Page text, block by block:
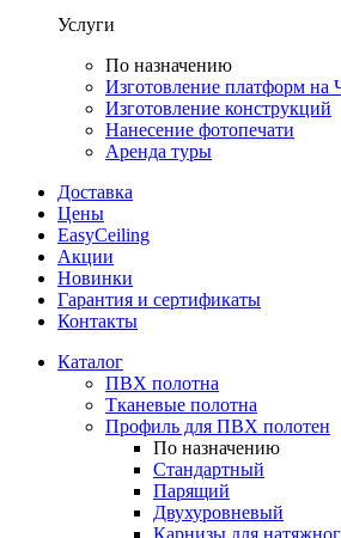
Услуги
По назначению
Изготовление платформ
Изготовление конструкций
Нанесение фотопечати
Аренда туры
Доставка
Цены
EasyCeiling
Акции
Новинки
Гарантия и сертификаты
Контакты
Каталог
ПВХ полотна
Тканевые полотна
Профиль для ПВХ полотен
По назначению
Стандартный
Парящий
Двухуровневый
Карнизы для